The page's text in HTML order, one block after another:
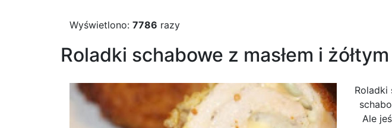
Wyświetlono: 7786 razy
Roladki schabowe z masłem i
Roladki
Ale